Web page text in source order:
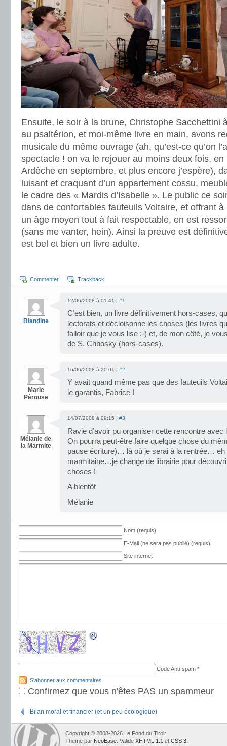
Ensuite, le soir à la brune, Christophe Sacchettini
au psaltérion, et moi-même livre en main, avons
musicale du même ouvrage (ah, qu’est-ce qu’on
spectacle ! on va le rejouer au moins deux fois,
Ardèche en septembre, et plus encore j’espère),
luisant et craquant d’un appartement cossu,
le cadre des « Mardis d’Isabelle ». Le public ce
dans de confortables fauteuils Voltaire, et offrant
un âge moyen tout à fait respectable, en est
(sans me vanter, hein). Ainsi la preuve est
est bel et bien un livre adulte.
Commenter Trackback
Blandine
12/06/2008 à 01:41 | #1
C’est bien, un livre définitivement hors-cases,
lectorats et décloisonne les choses (les livres
falloir que je vous lise :-) et, de mon côté, je
de S. Chbosky (hors-cases).
Marie
Pérouse
16/06/2008 à 20:01 | #2
Y avait quand même pas que des fauteuils
le garantis, Fabrice !
Mélanie de
la Marmite
14/07/2008 à 09:15 | #3
Ravie d’avoir pu organiser cette rencontre avec
On pourra peut-être faire quelque chose du
pause écriture)… là où je serai à la rentrée… eh
marmitaine…je change de librairie pour
choses !
A bientôt
Mélanie
Nom (requis)
E-Mail (ne sera pas publié) (requis)
Site internet
Code Anti-spam *
S'abonner aux commentaires
Confirmez que vous n'êtes PAS un spammeur
Bilan moral et financier (et un peu écologique)
Copyright © 2008-2026 Le Fond du Tiroir
Theme par NeoEase . Valide XHTML 1.1 et CSS 3